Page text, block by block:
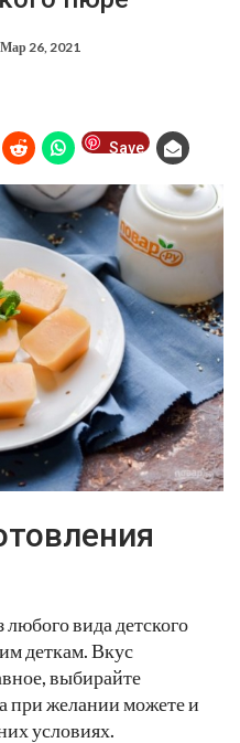
Мар 26, 2021
Save
вида детского
деткам. Вкус
выбирайте
при желании можете и
условиях.